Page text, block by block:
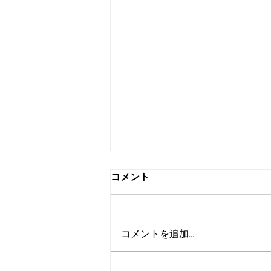
コメント
コメントを追加…